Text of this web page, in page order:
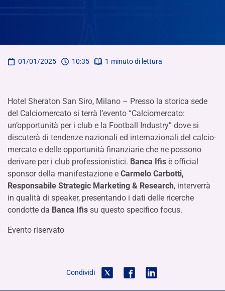
01/01/2025 10:35 1 minuto di lettura
Hotel Sheraton San Siro, Milano – Presso la storica sede
del Calciomercato si terrà l’evento “Calciomercato:
un’opportunità per i club e la Football Industry” dove si
discuterà di tendenze nazionali ed internazionali del calcio-
mercato e delle opportunità finanziarie che ne possono
derivare per i club professionistici. Banca Ifis è official
sponsor della manifestazione e Carmelo Carbotti,
Responsabile Strategic Marketing & Research, interverrà
in qualità di speaker, presentando i dati delle ricerche
condotte da Banca Ifis su questo specifico focus.
Evento riservato
Condividi